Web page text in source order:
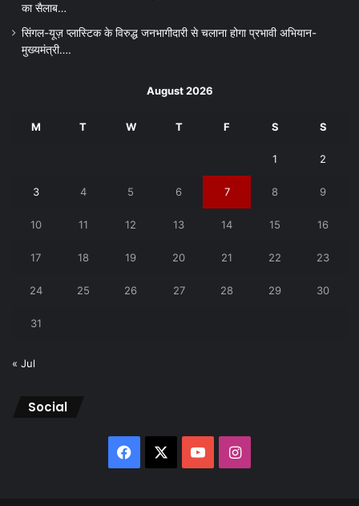
का सैलाब…
सिंगल-यूज़ प्लास्टिक के विरुद्ध जनभागीदारी से चलाना होगा प्रभावी अभियान-
मुख्यमंत्री….
August 2026
M T W T F S S
1 2
3 4 5 6 7 8 9
10 11 12 13 14 15 16
17 18 19 20 21 22 23
24 25 26 27 28 29 30
31
« Jul
Social
Facebook YouTubeInstagram